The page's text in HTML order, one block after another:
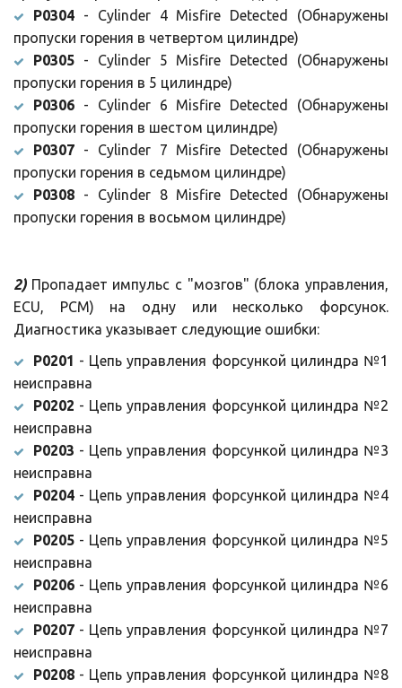
P0304 - Cylinder 4 Misfire Detected (Обнаружены
пропуски горения в четвертом цилиндре)
P0305 - Cylinder 5 Misfire Detected (Обнаружены
пропуски горения в 5 цилиндре)
P0306 - Cylinder 6 Misfire Detected (Обнаружены
пропуски горения в шестом цилиндре)
P0307 - Cylinder 7 Misfire Detected (Обнаружены
пропуски горения в седьмом цилиндре)
P0308 - Cylinder 8 Misfire Detected (Обнаружены
пропуски горения в восьмом цилиндре)
2)Пропадает импульс с "мозгов" (блока управления,
ECU, PCM) на одну или несколько форсунок.
Диагностика указывает следующие ошибки:
P0201 - Цепь управления форсункой цилиндра №1
неисправна
P0202 - Цепь управления форсункой цилиндра №2
неисправна
P0203 - Цепь управления форсункой цилиндра №3
неисправна
P0204 - Цепь управления форсункой цилиндра №4
неисправна
P0205 - Цепь управления форсункой цилиндра №5
неисправна
P0206 - Цепь управления форсункой цилиндра №6
неисправна
P0207 - Цепь управления форсункой цилиндра №7
неисправна
P0208 - Цепь управления форсункой цилиндра №8